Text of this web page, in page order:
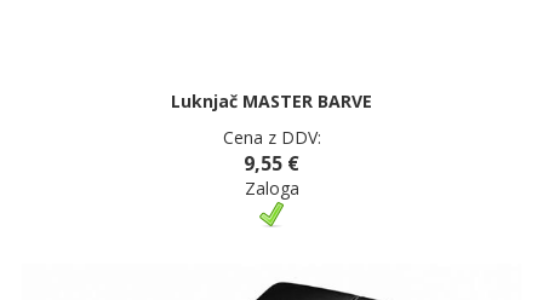
Luknjač MASTER BARVE
Cena z DDV:
9,55 €
Zaloga